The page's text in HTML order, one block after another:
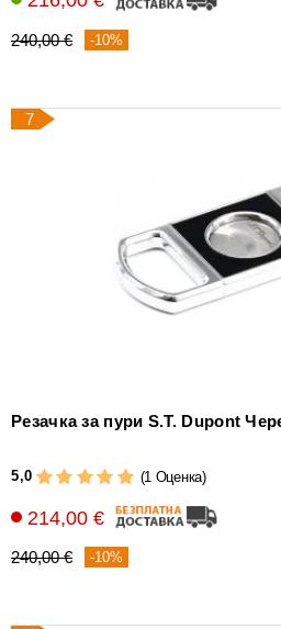
240,00 € -10%
7
Резачка за пури S.T. Dupont
5,0 (1 Оценка)
214,00 €
240,00 € -10%